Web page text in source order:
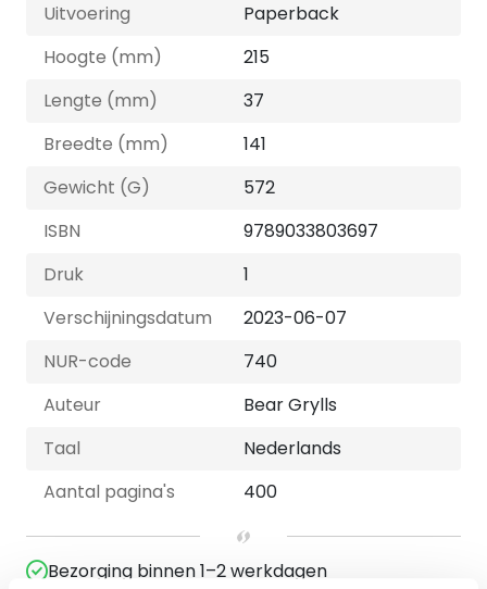
Uitvoering
Paperback
Hoogte (mm)
215
Lengte (mm)
37
Breedte (mm)
141
Gewicht (G)
572
ISBN
9789033803697
Druk
1
Verschijningsdatum
2023-06-07
NUR-code
740
Auteur
Bear Grylls
Taal
Nederlands
Aantal pagina's
400
Bezorging binnen 1–2 werkdagen